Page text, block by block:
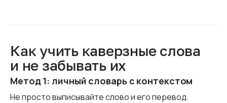
Как учить каверзные слова
и не забывать их
Метод 1: личный словарь с контекстом
Не просто выписывайте слово и его перевод.